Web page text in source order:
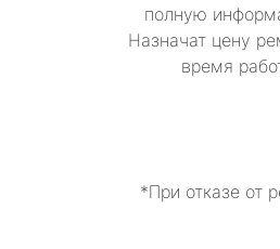
полную
Назначат цену
время
*При отказе от